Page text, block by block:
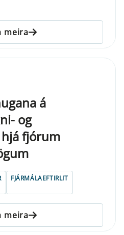
meira
á
og
fjórum
FJÁRMÁLAEFTIRLIT
meira